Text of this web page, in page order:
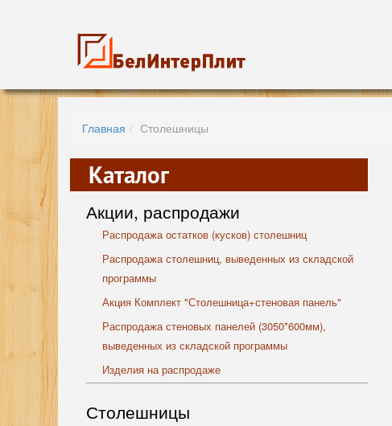
Главная Столешницы
Каталог
Акции, распродажи
Распродажа остатков (кусков) столешниц
Распродажа столешниц, выведенных из складской
программы
Акция Комплект "Столешница+стеновая панель"
Распродажа стеновых панелей (3050*600мм),
выведенных из складской программы
Изделия на распродаже
Столешницы